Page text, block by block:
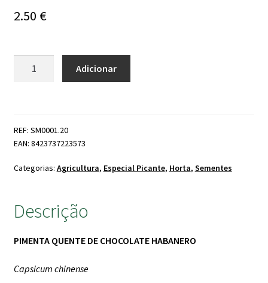
2.50 €
Habanero
Adicionar
REF: SM0001.20
EAN: 8423737223573
Categorias: Agricultura, Especial Picante, Horta, Sementes
Descrição
PIMENTA QUENTE DE CHOCOLATE HABANERO
Capsicum chinense